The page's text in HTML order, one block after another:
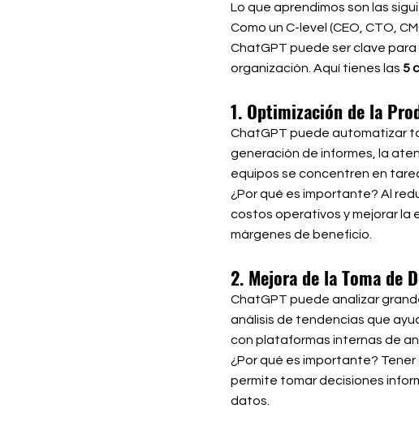
Lo que aprendimos son las
Como un C-level (CEO, CTO,
ChatGPT puede ser clave
organización. Aquí tienes las 5
1. Optimización de la
ChatGPT puede automatizar
generación de informes, la
equipos se concentren en
¿Por qué es importante? Al
costos operativos y mejorar la
márgenes de beneficio.
2. Mejora de la Toma de
ChatGPT puede analizar
análisis de tendencias que
con plataformas internas de
¿Por qué es importante?
permite tomar decisiones
datos.